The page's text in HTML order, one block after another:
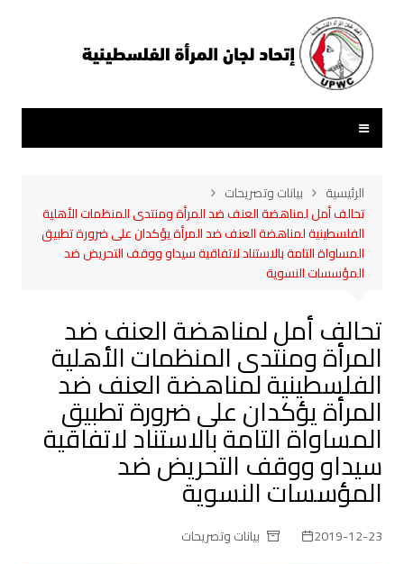
المحتوى
الرئيسية
بيانات وتصريحات
تحالف أمل لمناهضة العنف ضد المرأة ومنتدى المنظمات الأهلية
الفلسطينية لمناهضة العنف ضد المرأة يؤكدان على ضرورة تطبيق
المساواة التامة بالاستناد لاتفاقية سيداو ووقف التحريض ضد
المؤسسات النسوية
تحالف أمل لمناهضة العنف ضد
المرأة ومنتدى المنظمات الأهلية
الفلسطينية لمناهضة العنف ضد
المرأة يؤكدان على ضرورة تطبيق
المساواة التامة بالاستناد لاتفاقية
سيداو ووقف التحريض ضد
المؤسسات النسوية
2019-12-23 بيانات وتصريحات